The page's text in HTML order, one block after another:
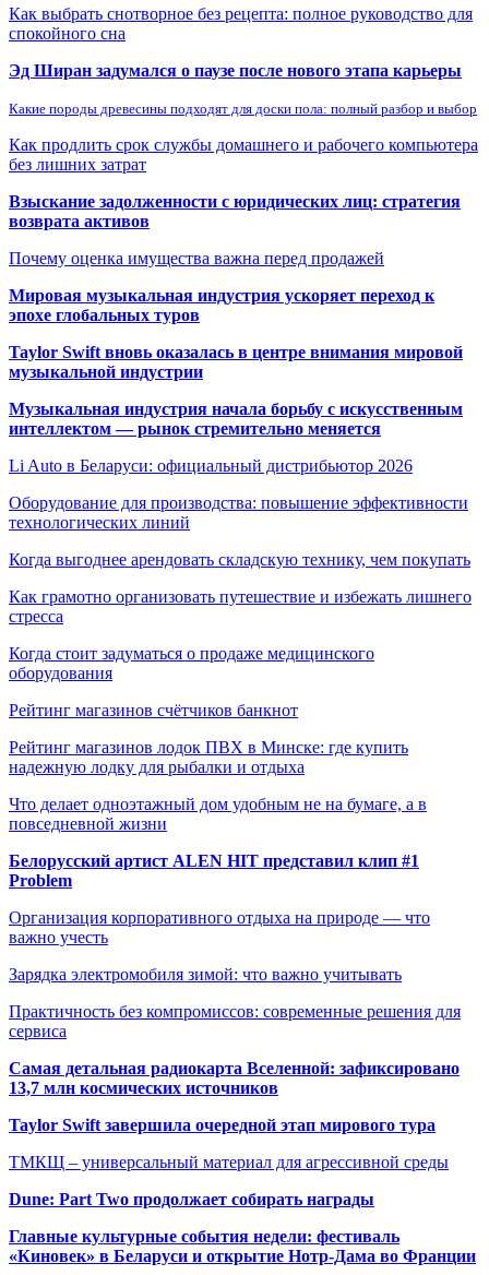
Как выбрать снотворное без рецепта: полное руководство для
спокойного сна
Эд Ширан задумался о паузе после нового этапа карьеры
Какие породы древесины подходят для доски пола: полный разбор и выбор
Как продлить срок службы домашнего и рабочего компьютера
без лишних затрат
Взыскание задолженности с юридических лиц: стратегия
возврата активов
Почему оценка имущества важна перед продажей
Мировая музыкальная индустрия ускоряет переход к
эпохе глобальных туров
Taylor Swift вновь оказалась в центре внимания мировой
музыкальной индустрии
Музыкальная индустрия начала борьбу с искусственным
интеллектом — рынок стремительно меняется
Li Auto в Беларуси: официальный дистрибьютор 2026
Оборудование для производства: повышение эффективности
технологических линий
Когда выгоднее арендовать складскую технику, чем покупать
Как грамотно организовать путешествие и избежать лишнего
стресса
Когда стоит задуматься о продаже медицинского
оборудования
Рейтинг магазинов счётчиков банкнот
Рейтинг магазинов лодок ПВХ в Минске: где купить
надежную лодку для рыбалки и отдыха
Что делает одноэтажный дом удобным не на бумаге, а в
повседневной жизни
Белорусский артист ALEN HIT представил клип #1
Problem
Организация корпоративного отдыха на природе — что
важно учесть
Зарядка электромобиля зимой: что важно учитывать
Практичность без компромиссов: современные решения для
сервиса
Самая детальная радиокарта Вселенной: зафиксировано
13,7 млн космических источников
Taylor Swift завершила очередной этап мирового тура
ТМКЩ – универсальный материал для агрессивной среды
Dune: Part Two продолжает собирать награды
Главные культурные события недели: фестиваль
«Киновек» в Беларуси и открытие Нотр-Дама во Франции